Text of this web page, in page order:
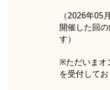
（2026年05
開催した回
す）
※ただいまオ
を受付して